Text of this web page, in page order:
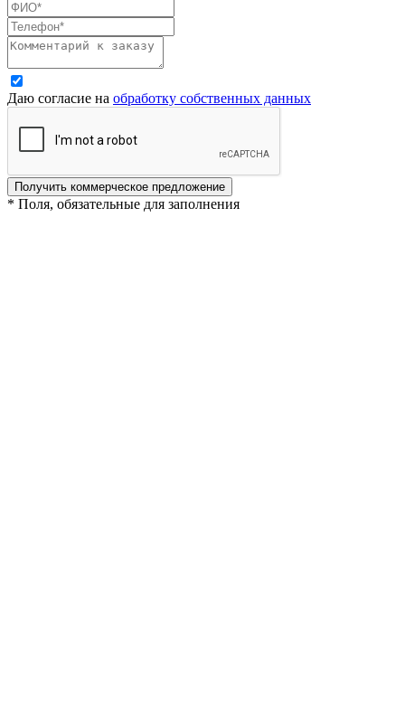
Даю согласие на обработку собственных данных
Получить коммерческое предложение
* Поля, обязательные для заполнения